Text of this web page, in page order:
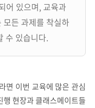
어 있으며, 교육과
모든 과제를 착실하
수 있습니다.
면 이번 교육에 많은 관심
현장과 클래스메이트들